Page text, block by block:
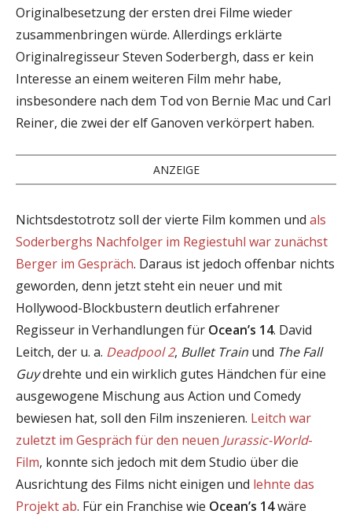
Originalbesetzung der ersten drei Filme wieder
zusammenbringen würde. Allerdings erklärte
Originalregisseur Steven Soderbergh, dass er kein
Interesse an einem weiteren Film mehr habe,
insbesondere nach dem Tod von Bernie Mac und Carl
Reiner, die zwei der elf Ganoven verkörpert haben.
ANZEIGE
Nichtsdestotrotz soll der vierte Film kommen und als
Soderberghs Nachfolger im Regiestuhl war zunächst
Berger im Gespräch. Daraus ist jedoch offenbar nichts
geworden, denn jetzt steht ein neuer und mit
Hollywood-Blockbustern deutlich erfahrener
Regisseur in Verhandlungen für Ocean’s 14. David
Leitch, der u. a. Deadpool 2, Bullet Train und The Fall
Guydrehte und ein wirklich gutes Händchen für eine
ausgewogene Mischung aus Action und Comedy
bewiesen hat, soll den Film inszenieren. Leitch war
zuletzt im Gespräch für den neuen Jurassic-World-
Film, konnte sich jedoch mit dem Studio über die
Ausrichtung des Films nicht einigen und lehnte das
Projekt ab. Für ein Franchise wie Ocean’s 14wäre